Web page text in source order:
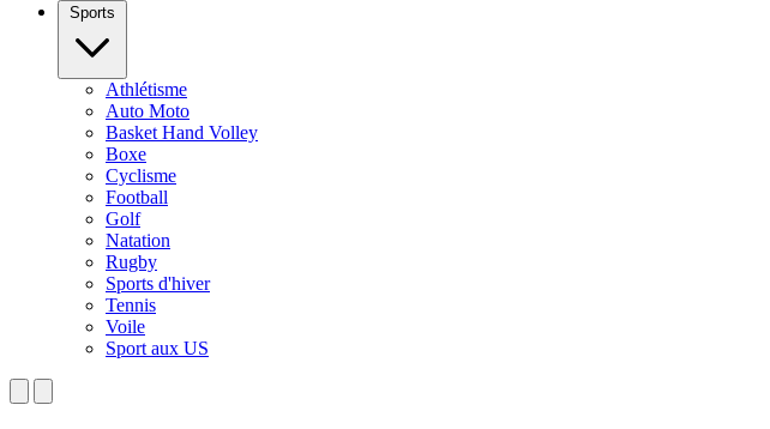
Sports
Athlétisme
Auto Moto
Basket Hand Volley
Boxe
Cyclisme
Football
Golf
Natation
Rugby
Sports d'hiver
Tennis
Voile
Sport aux US